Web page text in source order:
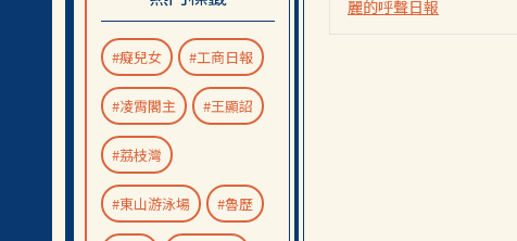
#癡兒女 #工商日報
#凌霄閣主 #王顯詔
#荔枝灣
#東山游泳場 #魯歷
麗的呼聲日報